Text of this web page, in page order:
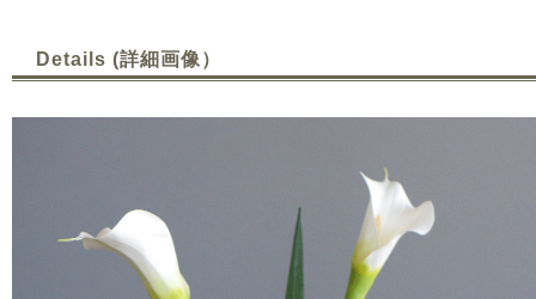
Details (詳細画像）